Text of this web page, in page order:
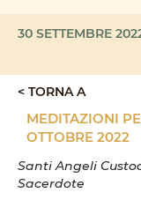
30 SETTEMBRE
< TORNA A
MEDITAZIONI
OTTOBRE 2022
Santi Angeli
Sacerdote